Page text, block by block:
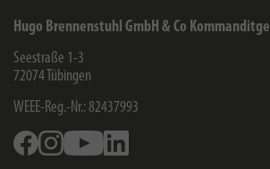
Hugo Brennenstuhl GmbH & Co
Seestraße 1-3
72074 Tübingen
WEEE-Reg.-Nr.: 82437993
FacebookInstagramYoutube